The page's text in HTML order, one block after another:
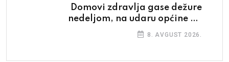
Domovi zdravlja gase dežure
nedeljom, na udaru općine na
8. AVGUST 2026.